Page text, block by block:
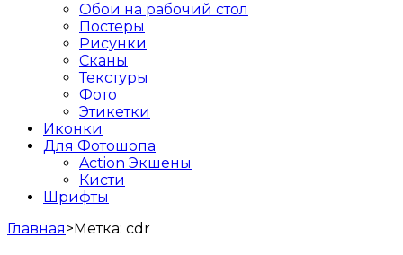
Обои на рабочий стол
Постеры
Рисунки
Сканы
Текстуры
Фото
Этикетки
Иконки
Для Фотошопа
Action Экшены
Кисти
Шрифты
Главная>Метка: cdr